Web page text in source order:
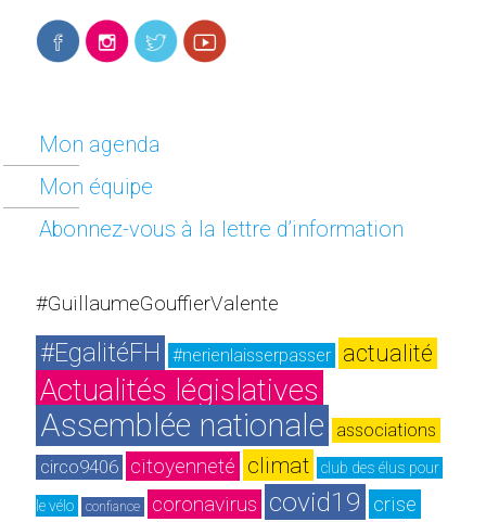
Mon agenda
Mon équipe
Abonnez-vous à la lettre d’information
#GuillaumeGouffierValente
#EgalitéFH #nerienlaisserpasser actualité
Actualités législatives
Assemblée nationale
associations
circo9406
citoyenneté climat club des élus pour
le vélo confiance coronavirus covid19 crise